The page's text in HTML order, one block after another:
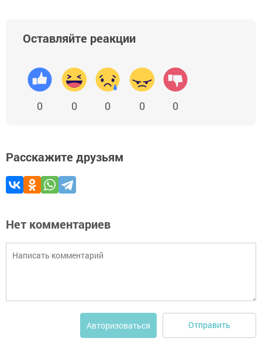
Оставляйте реакции
0 0 0 0 0
Расскажите друзьям
Нет комментариев
Авторизоваться Отправить